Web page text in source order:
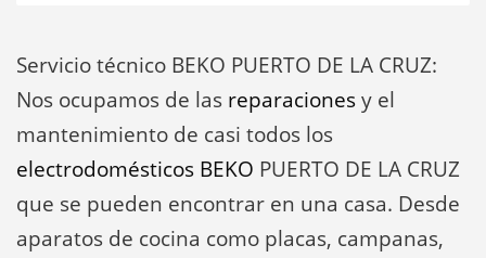
Servicio técnico BEKO PUERTO DE LA CRUZ:
Nos ocupamos de las reparacionesy el
mantenimiento de casi todos los
electrodomésticos BEKO PUERTO DE LA CRUZ
que se pueden encontrar en una casa. Desde
aparatos de cocina como placas, campanas,